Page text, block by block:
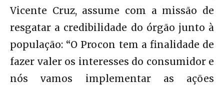
Vicente Cruz, assume com a missão de
resgatar a credibilidade do órgão junto à
população: “O Procon tem a finalidade de
fazer valer os interesses do consumidor e
nós vamos implementar as ações